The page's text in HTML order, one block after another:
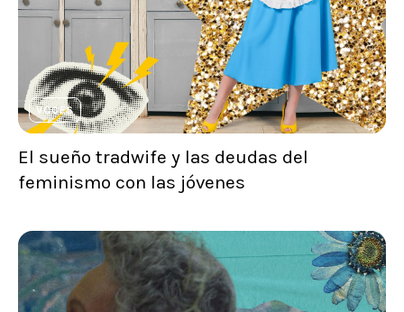
VOCES
El sueño tradwife y las deudas del
feminismo con las jóvenes